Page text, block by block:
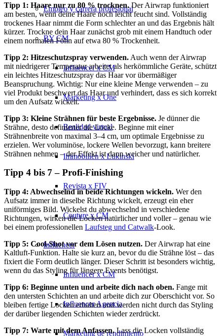
Empleo y carrera profesional
BY CM
Influencer x CM
Marketing x One
Realidad virtual
Immobilien x Lukinski
Revista x FIV
Couture x CM
Influencer
Influencer x CM
Influencer Agencia
Marketing de rendimiento
Tipp 1: Haare nur zu 80 % trocknen. Der Airwrap funktioniert
am besten, wenn deine Haare noch leicht feucht sind. Vollständig
trockenes Haar nimmt die Form schlechter an und das Ergebnis hält
kürzer. Trockne dein Haar zunächst grob mit einem Handtuch oder
einem normalen Föhn auf etwa 80 % Trockenheit.
Tipp 2: Hitzeschutzspray verwenden. Auch wenn der Airwrap
mit niedrigerer Temperatur arbeitet als herkömmliche Geräte, schützt
ein leichtes Hitzeschutzspray das Haar vor übermäßiger
Beanspruchung. Wichtig: Nur eine kleine Menge verwenden – zu
viel Produkt beschwert das Haar und verhindert, dass es sich korrekt
um den Aufsatz wickelt.
Tipp 3: Kleine Strähnen für beste Ergebnisse. Je dünner die
Strähne, desto definierter die Locke. Beginne mit einer
Strähnenbreite von maximal 3–4 cm, um optimale Ergebnisse zu
erzielen. Wer voluminöse, lockere Wellen bevorzugt, kann breitere
Strähnen nehmen – der Effekt ist dann weicher und natürlicher.
Tipp 4 bis 7 – Profi-Finishing
Tipp 4: Abwechselnd in beide Richtungen wickeln. Wer den
Aufsatz immer in dieselbe Richtung wickelt, erzeugt ein eher
uniförmiges Bild. Wickelst du abwechselnd in verschiedene
Richtungen, wirken die Locken natürlicher und voller – genau wie
bei einem professionellen Laufsteg und Catwalk-Look.
Tipp 5: Cool-Shot vor dem Lösen nutzen. Der Airwrap hat eine
Kaltluft-Funktion. Halte sie kurz an, bevor du die Strähne löst – das
fixiert die Form deutlich länger. Dieser Schritt ist besonders wichtig,
wenn du das Styling für längere Events benötigst.
Tipp 6: Beginne unten und arbeite dich nach oben. Fange mit
den untersten Schichten an und arbeite dich zur Oberschicht vor. So
bleiben fertige Locken erhalten und werden nicht durch das Styling
der darüber liegenden Schichten wieder zerdrückt.
Tipp 7: Warte mit dem Anfassen.Lass die Locken vollständig